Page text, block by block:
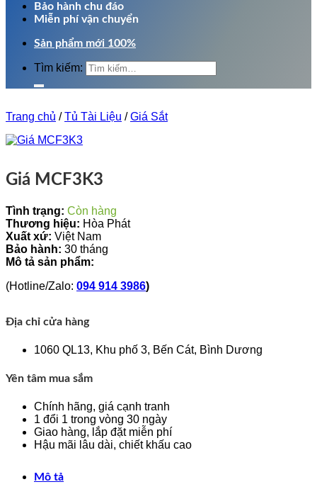
Bảo hành chu đáo
Miễn phí vận chuyển
Sản phẩm mới 100%
Tìm kiếm:
Trang chủ / Tủ Tài Liệu / Giá Sắt
Giá MCF3K3
Tình trạng: Còn hàng
Thương hiệu: Hòa Phát
Xuất xứ: Việt Nam
Bảo hành: 30 tháng
Mô tả sản phẩm:
(Hotline/Zalo: 094 914 3986)
Địa chỉ cửa hàng
1060 QL13, Khu phố 3, Bến Cát, Bình Dương
Yên tâm mua sắm
Chính hãng, giá cạnh tranh
1 đổi 1 trong vòng 30 ngày
Giao hàng, lắp đặt miễn phí
Hậu mãi lâu dài, chiết khấu cao
Mô tả